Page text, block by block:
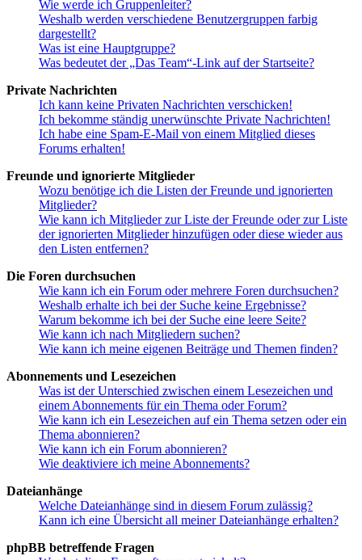
Wie werde ich Gruppenleiter?
Weshalb werden verschiedene Benutzergruppen farbig
dargestellt?
Was ist eine Hauptgruppe?
Was bedeutet der „Das Team“-Link auf der Startseite?
Private Nachrichten
Ich kann keine Privaten Nachrichten verschicken!
Ich bekomme ständig unerwünschte Private Nachrichten!
Ich habe eine Spam-E-Mail von einem Mitglied dieses
Forums erhalten!
Freunde und ignorierte Mitglieder
Wozu benötige ich die Listen der Freunde und ignorierten
Mitglieder?
Wie kann ich Mitglieder zur Liste der Freunde oder zur Liste
der ignorierten Mitglieder hinzufügen oder diese wieder aus
den Listen entfernen?
Die Foren durchsuchen
Wie kann ich ein Forum oder mehrere Foren durchsuchen?
Weshalb erhalte ich bei der Suche keine Ergebnisse?
Warum bekomme ich bei der Suche eine leere Seite?
Wie kann ich nach Mitgliedern suchen?
Wie kann ich meine eigenen Beiträge und Themen finden?
Abonnements und Lesezeichen
Was ist der Unterschied zwischen einem Lesezeichen und
einem Abonnements für ein Thema oder Forum?
Wie kann ich ein Lesezeichen auf ein Thema setzen oder ein
Thema abonnieren?
Wie kann ich ein Forum abonnieren?
Wie deaktiviere ich meine Abonnements?
Dateianhänge
Welche Dateianhänge sind in diesem Forum zulässig?
Kann ich eine Übersicht all meiner Dateianhänge erhalten?
phpBB betreffende Fragen